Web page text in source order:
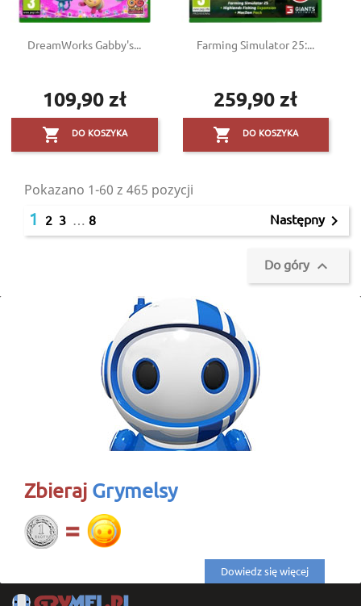
DreamWorks Gabby's...
Cena
109,90 zł
 DO KOSZYKA
Farming Simulator 25:...
Cena
259,90 zł
 DO KOSZYKA
Pokazano 1-60 z 465 pozycji
1 2 3 … 8 Następny
Do góry 
Zbieraj Grymelsy
Dowiedz się więcej